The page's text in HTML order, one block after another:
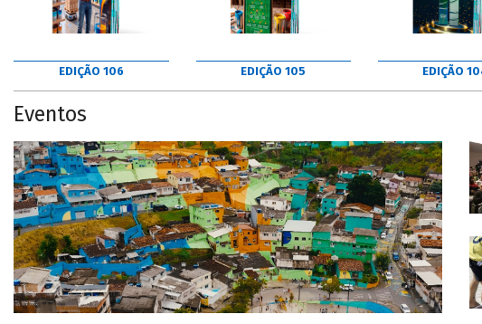
EDIÇÃO 106 EDIÇÃO 105 EDIÇÃO
Eventos